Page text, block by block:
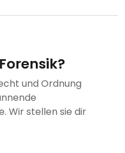
und Ordnung
Wir stellen sie dir